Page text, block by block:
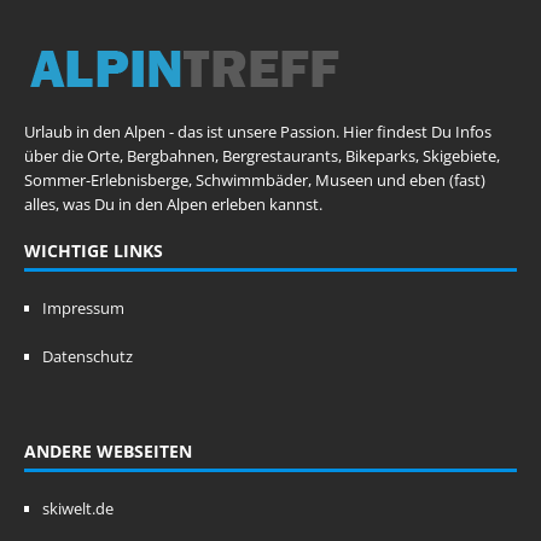
Urlaub in den Alpen - das ist unsere Passion. Hier findest Du Infos
über die Orte, Bergbahnen, Bergrestaurants, Bikeparks, Skigebiete,
Sommer-Erlebnisberge, Schwimmbäder, Museen und eben (fast)
alles, was Du in den Alpen erleben kannst.
WICHTIGE LINKS
Impressum
Datenschutz
ANDERE WEBSEITEN
skiwelt.de